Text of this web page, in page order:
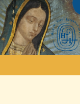
Skip
to
content